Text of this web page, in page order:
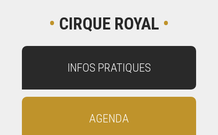
• CIRQUE ROYAL •
INFOS PRATIQUES
AGENDA